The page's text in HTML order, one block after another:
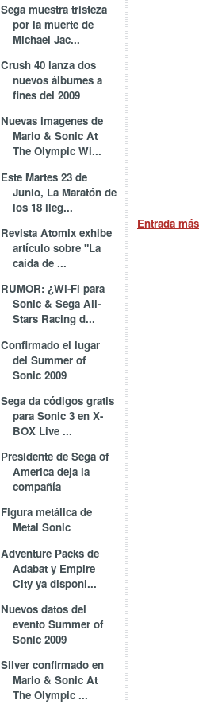
Sega muestra tristeza
por la muerte de
Michael Jac...
Crush 40 lanza dos
nuevos álbumes a
fines del 2009
Nuevas imagenes de
Mario & Sonic At
The Olympic Wi...
Este Martes 23 de
Junio, La Maratón de
los 18 lleg...
Revista Atomix exhibe
artículo sobre "La
caída de ...
RUMOR: ¿Wi-Fi para
Sonic & Sega All-
Stars Racing d...
Confirmado el lugar
del Summer of
Sonic 2009
Sega da códigos gratis
para Sonic 3 en X-
BOX Live ...
Presidente de Sega of
America deja la
compañía
Figura metálica de
Metal Sonic
Adventure Packs de
Adabat y Empire
City ya disponi...
Nuevos datos del
evento Summer of
Sonic 2009
Silver confirmado en
Mario & Sonic At
The Olympic ...
Entrada